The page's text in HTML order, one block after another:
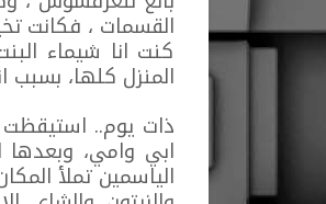
القسمات ، فكانت
كنت انا شيماء
المنزل كلها، بسبب
ذات يوم..
ابي وامي، وبعدها
الياسمين تملأ